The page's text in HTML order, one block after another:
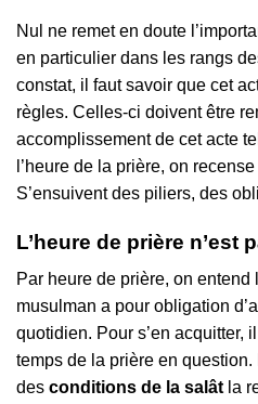
Nul ne remet en doute
en particulier dans les rangs
constat, il faut savoir que cet
règles. Celles-ci doivent être
accomplissement de cet acte
l’heure de la prière, on
S’ensuivent des piliers, des
L’heure de prière n’est
Par heure de prière, on entend
musulman a pour obligation
quotidien. Pour s’en acquitter,
temps de la prière en
des conditions de la salât la